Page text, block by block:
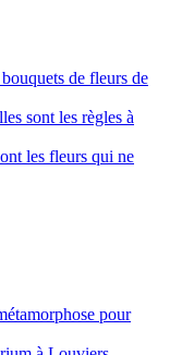
de fleurs de
sont les règles à
les fleurs qui ne
pour